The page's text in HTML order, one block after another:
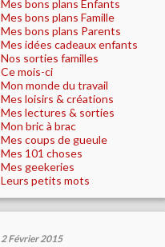
Mes bons plans Enfants
Mes bons plans Famille
Mes bons plans Parents
Mes idées cadeaux enfants
Nos sorties familles
Ce mois-ci
Mon monde du travail
Mes loisirs & créations
Mes lectures & sorties
Mon bric à brac
Mes coups de gueule
Mes 101 choses
Mes geekeries
Leurs petits mots
2 Février 2015